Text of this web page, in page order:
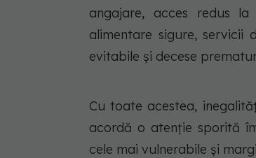
angajare, acces redus
alimentare sigure, servicii
evitabile și decese
Cu toate acestea,
acordă o atenție sporită
cele mai vulnerabile și